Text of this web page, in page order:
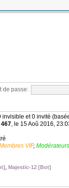
de passe:
et 0 invité
467, le 15 Aoû 2016,
VIP,
Majestic-12 [Bot]